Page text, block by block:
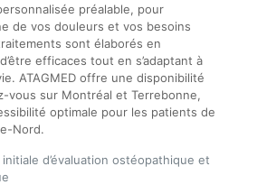
préalable, pour
de vos douleurs et vos besoins
sont élaborés en
efficaces tout en s’adaptant à
ATAGMED offre une disponibilité
vous sur Montréal et Terrebonne,
optimale pour les patients de
Nord.
d’évaluation ostéopathique et